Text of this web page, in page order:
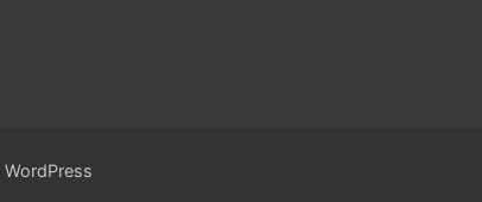
WordPress